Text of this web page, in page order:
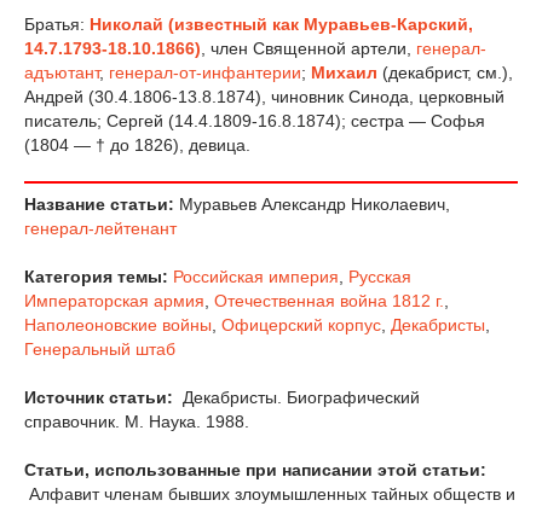
Братья: Николай (известный как Муравьев-Карский,
14.7.1793-18.10.1866) , член Священной артели, генерал-
адъютант, генерал-от-инфантерии; Михаил (декабрист, см.),
Андрей (30.4.1806-13.8.1874), чиновник Синода, церковный
писатель; Сергей (14.4.1809-16.8.1874); сестра — Софья
(1804 — † до 1826), девица.
Название статьи: Муравьев Александр Николаевич,
генерал-лейтенант
Категория темы: Российская империя
Русская
Императорская армия Отечественная война 1812 г.
Наполеоновские войны Офицерский корпус Декабристы
Генеральный штаб
Источник статьи:
Декабристы. Биографический
справочник. М. Наука. 1988.
Статьи, использованные при написании этой статьи:
Алфавит членам бывших злоумышленных тайных обществ и